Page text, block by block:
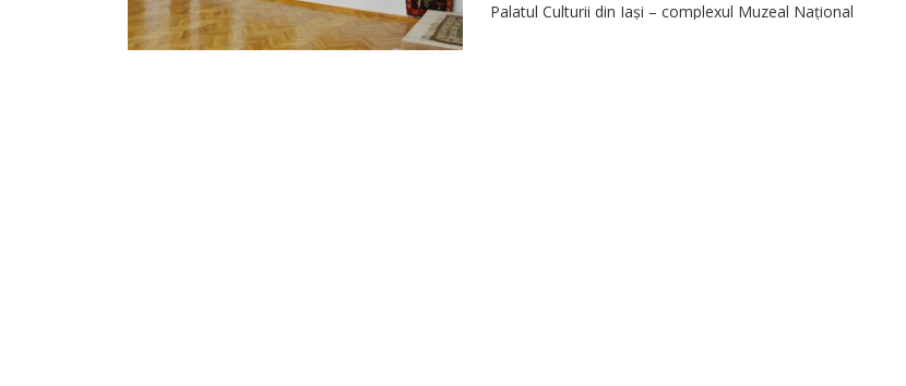
Palatul Culturii din Iași – complexul Muzeal Național